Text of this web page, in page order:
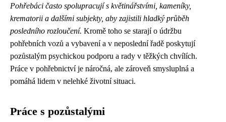
Pohřebáci často spolupracují s květinářstvími, kameníky,
krematorii a dalšími subjekty, aby zajistili hladký průběh
posledního rozloučení. Kromě toho se starají o údržbu
pohřebních vozů a vybavení a v neposlední řadě poskytují
pozůstalým psychickou podporu a rady v těžkých chvílích.
Práce v pohřebnictví je náročná, ale zároveň smysluplná a
pomáhá lidem v nelehké životní situaci.
Práce s pozůstalými